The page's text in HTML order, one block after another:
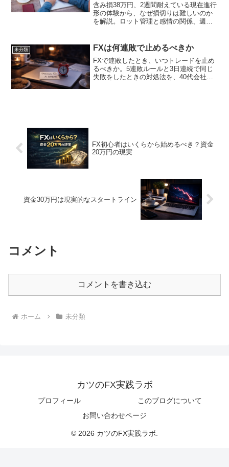
含み損38万円、2週間耐えている現在進行
形の体験から、なぜ損切りは難しいのか
を解説。ロット管理と感情の関係、週足
未分類 FXは何連敗で止めるべきか
FXで連敗したとき、いつトレードを止め
るべきか。5連敗ルールと3日連続で同じ
失敗をしたときの対処法を、40代会社員
FX初心者はいくらから始めるべき？資金
20万円の現実
資金30万円は現実的なスタートライン
コメント
コメントを書き込む
ホーム 未分類
カツのFX実践ラボ
プロフィール
このブログについて
お問い合わせページ
© 2026 カツのFX実践ラボ.